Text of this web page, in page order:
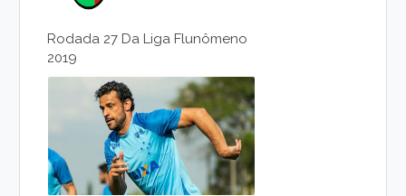
Rodada 27 Da Liga Flunômeno
2019